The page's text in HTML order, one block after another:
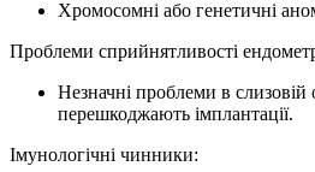
Хромосомні або генетичні
Проблеми сприйнятливості
Незначні проблеми в слизовій
перешкоджають імплантації.
Імунологічні чинники: